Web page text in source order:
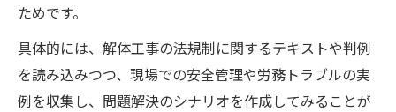
ためです。
具体的には、解体工事の法規制に関するテキストや判例
を読み込みつつ、現場での安全管理や労務トラブルの実
例を収集し、問題解決のシナリオを作成してみることが